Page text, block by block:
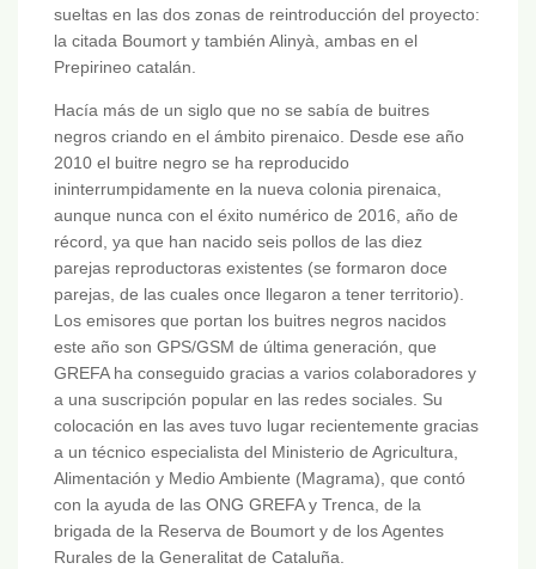
sueltas en las dos zonas de reintroducción del proyecto:
la citada Boumort y también Alinyà, ambas en el
Prepirineo catalán.
Hacía más de un siglo que no se sabía de buitres
negros criando en el ámbito pirenaico. Desde ese año
2010 el buitre negro se ha reproducido
ininterrumpidamente en la nueva colonia pirenaica,
aunque nunca con el éxito numérico de 2016, año de
récord, ya que han nacido seis pollos de las diez
parejas reproductoras existentes (se formaron doce
parejas, de las cuales once llegaron a tener territorio).
Los emisores que portan los buitres negros nacidos
este año son GPS/GSM de última generación, que
GREFA ha conseguido gracias a varios colaboradores y
a una suscripción popular en las redes sociales. Su
colocación en las aves tuvo lugar recientemente gracias
a un técnico especialista del Ministerio de Agricultura,
Alimentación y Medio Ambiente (Magrama), que contó
con la ayuda de las ONG GREFA y Trenca, de la
brigada de la Reserva de Boumort y de los Agentes
Rurales de la Generalitat de Cataluña.